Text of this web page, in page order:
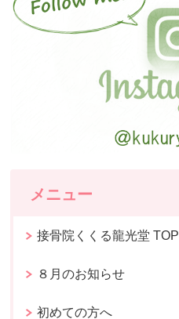
メニュー
接骨院くくる龍光堂 TOP
８月のお知らせ
初めての方へ